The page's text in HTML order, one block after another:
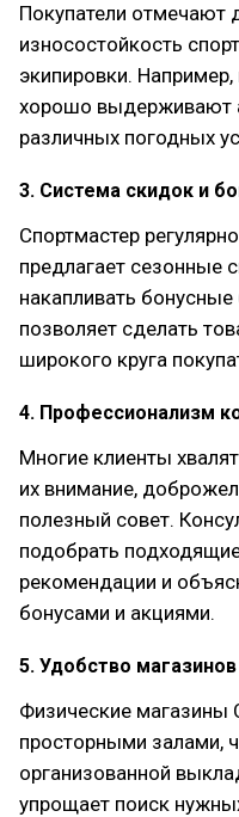
Покупатели отмечают
износостойкость
экипировки. Например,
хорошо выдерживают
различных погодных
3. Система скидок и
Спортмастер
предлагает сезонные
накапливать
позволяет сделать
широкого круга
4. Профессионализм
Многие клиенты
их внимание,
полезный совет.
подобрать
рекомендации и
бонусами и акциями.
5. Удобство магазинов
Физические магазины
просторными залами,
организованной
упрощает поиск